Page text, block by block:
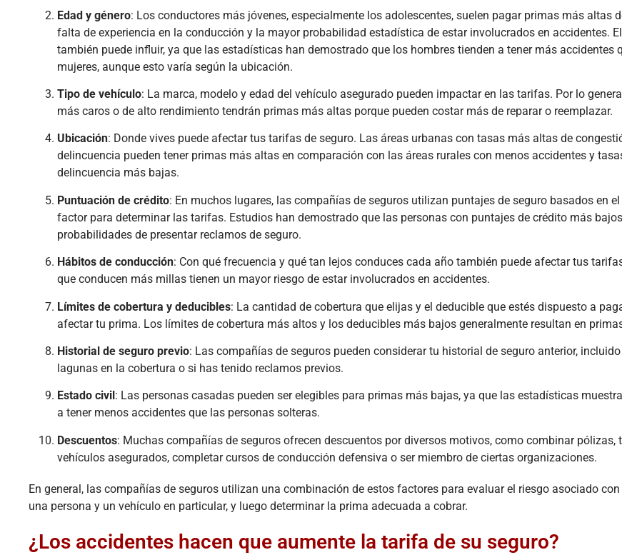
Edad y género: Los conductores más jóvenes, especialmente los adolescentes, suelen pagar primas más altas
falta de experiencia en la conducción y la mayor probabilidad estadística de estar involucrados en accidentes.
también puede influir, ya que las estadísticas han demostrado que los hombres tienden a tener más accidentes
mujeres, aunque esto varía según la ubicación.
Tipo de vehículo: La marca, modelo y edad del vehículo asegurado pueden impactar en las tarifas. Por lo
más caros o de alto rendimiento tendrán primas más altas porque pueden costar más de reparar o reemplazar.
Ubicación: Donde vives puede afectar tus tarifas de seguro. Las áreas urbanas con tasas más altas de
delincuencia pueden tener primas más altas en comparación con las áreas rurales con menos accidentes y
delincuencia más bajas.
Puntuación de crédito: En muchos lugares, las compañías de seguros utilizan puntajes de seguro basados en
factor para determinar las tarifas. Estudios han demostrado que las personas con puntajes de crédito más
probabilidades de presentar reclamos de seguro.
Hábitos de conducción: Con qué frecuencia y qué tan lejos conduces cada año también puede afectar tus
que conducen más millas tienen un mayor riesgo de estar involucrados en accidentes.
Límites de cobertura y deducibles: La cantidad de cobertura que elijas y el deducible que estés dispuesto a
afectar tu prima. Los límites de cobertura más altos y los deducibles más bajos generalmente resultan en
Historial de seguro previo: Las compañías de seguros pueden considerar tu historial de seguro anterior,
lagunas en la cobertura o si has tenido reclamos previos.
Estado civil : Las personas casadas pueden ser elegibles para primas más bajas, ya que las estadísticas
a tener menos accidentes que las personas solteras.
Descuentos: Muchas compañías de seguros ofrecen descuentos por diversos motivos, como combinar pólizas,
vehículos asegurados, completar cursos de conducción defensiva o ser miembro de ciertas organizaciones.
En general, las compañías de seguros utilizan una combinación de estos factores para evaluar el riesgo asociado con
una persona y un vehículo en particular, y luego determinar la prima adecuada a cobrar.
¿Los accidentes hacen que aumente la tarifa de su seguro?
transformación
monumental
en...
de